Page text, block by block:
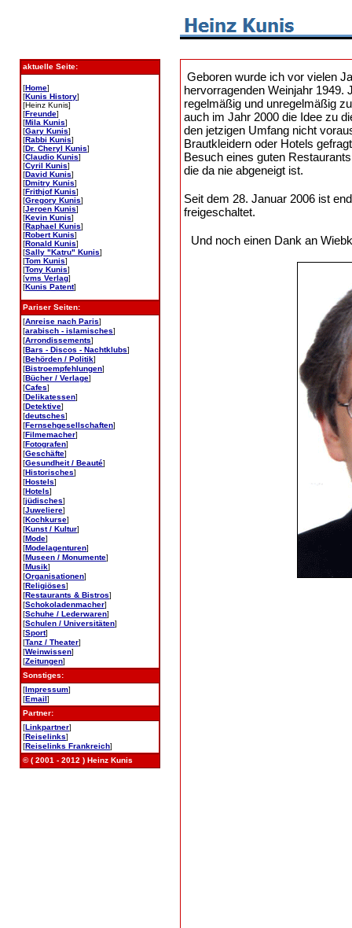
aktuelle Seite:
[Home]
[Kunis History]
[Heinz Kunis]
[Freunde]
[Mila Kunis]
[Gary Kunis]
[Rabbi Kunis]
[Dr. Cheryl Kunis]
[Claudio Kunis]
[Cyril Kunis]
[David Kunis]
[Dmitry Kunis]
[Frithjof Kunis]
[Gregory Kunis]
[Jeroen Kunis]
[Kevin Kunis]
[Raphael Kunis]
[Robert Kunis]
[Ronald Kunis]
[Sally "Katru" Kunis]
[Tom Kunis]
[Tony Kunis]
[vms Verlag]
[Kunis Patent]
Pariser Seiten:
[Anreise nach Paris]
[arabisch - islamisches]
[Arrondissements]
[Bars - Discos - Nachtklubs]
[Behörden / Politik]
[Bistroempfehlungen]
[Bücher / Verlage]
[Cafes]
[Delikatessen]
[Detektive]
[deutsches]
[Fernsehgesellschaften]
[Filmemacher]
[Fotografen]
[Geschäfte]
[Gesundheit / Beauté]
[Historisches]
[Hostels]
[Hotels]
[jüdisches]
[Juweliere]
[Kochkurse]
[Kunst / Kultur]
[Mode]
[Modelagenturen]
[Museen / Monumente]
[Musik]
[Organisationen]
[Religiöses]
[Restaurants & Bistros]
[Schokoladenmacher]
[Schuhe / Lederwaren]
[Schulen / Universitäten]
[Sport]
[Tanz / Theater]
[Weinwissen]
[Zeitungen]
Sonstiges:
[Impressum]
[Email]
Partner:
[Linkpartner]
[Reiselinks]
[Reiselinks Frankreich]
© ( 2001 - 2012 ) Heinz Kunis
Geboren wurde ich vor vielen
hervorragenden Weinjahr 1949.
regelmäßig und unregelmäßig
auch im Jahr 2000 die Idee zu
den jetzigen Umfang nicht
Brautkleidern oder Hotels
Besuch eines guten
die da nie abgeneigt ist.
Seit dem 28. Januar 2006 ist
freigeschaltet.
Und noch einen Dank an